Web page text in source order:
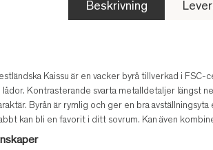
Beskrivning
Kaissu är en vacker byrå tillverkad i FSC-
lådor. Kontrasterande svarta metalldetaljer längst
Byrån är rymlig och ger en bra
kan bli en favorit i ditt sovrum. Kan även